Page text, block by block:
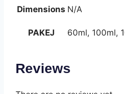
Dimensions N/A
PAKEJ 60ml, 100ml,
Reviews